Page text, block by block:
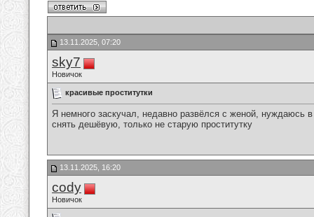
13.11.2025, 07:20
sky7
Новичок
красивые проститутки
Я немного заскучал, недавно развёлся с женой, нуждаюсь
снять дешёвую, только не старую проститутку
13.11.2025, 16:20
cody
Новичок